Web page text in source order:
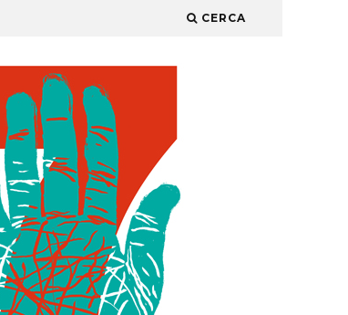
CERCA